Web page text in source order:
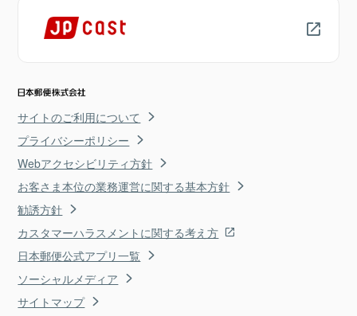
サイトのご利用について
プライバシーポリシー
Webアクセシビリティ方針
お客さま本位の業務運営に関する基本方針
勧誘方針
カスタマーハラスメントに関する考え方
日本郵便公式アプリ一覧
ソーシャルメディア
サイトマップ